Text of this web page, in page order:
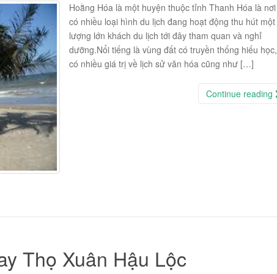
Hoằng Hóa là một huyện thuộc tỉnh Thanh Hóa là nơi
có nhiều loại hình du lịch đang hoạt động thu hút một
lượng lớn khách du lịch tới đây tham quan và nghỉ
dưỡng.Nổi tiếng là vùng đất có truyền thống hiếu học,
có nhiều giá trị về lịch sử văn hóa cũng như […]
Continue reading
Thọ Xuân Hậu Lộc